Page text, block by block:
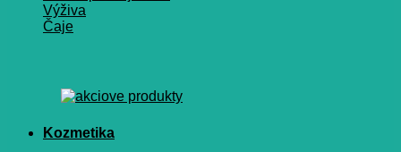
Výživa
Čaje
Kozmetika